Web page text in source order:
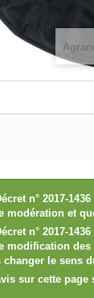
n° 2017-
modération et
n° 2017-
modification des
changer le sens
sur cette